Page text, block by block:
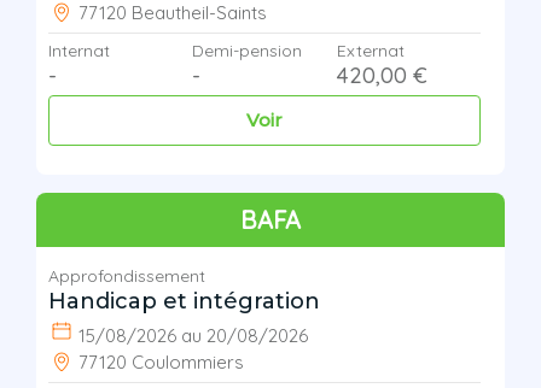
77120 Beautheil-Saints
Internat
-
Demi-pension
-
Externat
420,00 €
Voir
BAFA
Approfondissement
Handicap et intégration
15/08/2026 au 20/08/2026
77120 Coulommiers